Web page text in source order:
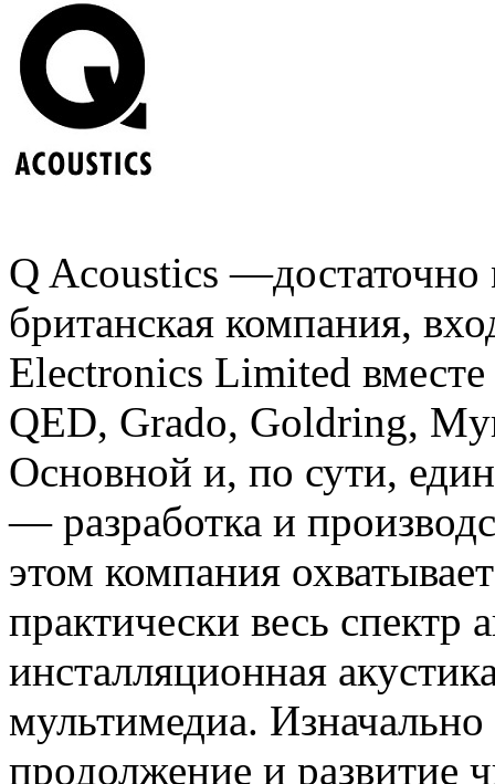
Q Acoustics —достаточно
британская компания,
Electronics Limited
QED, Grado, Goldring,
Основной и, по сути,
— разработка и
этом компания
практически весь
инсталляционная
мультимедиа. Изначально
продолжение и развитие